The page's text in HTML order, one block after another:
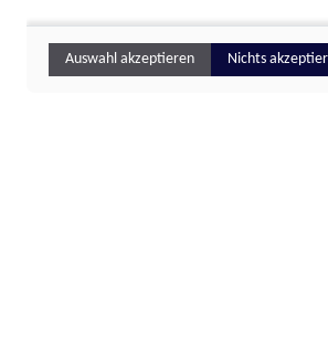
Auswahl akzeptieren Nichts